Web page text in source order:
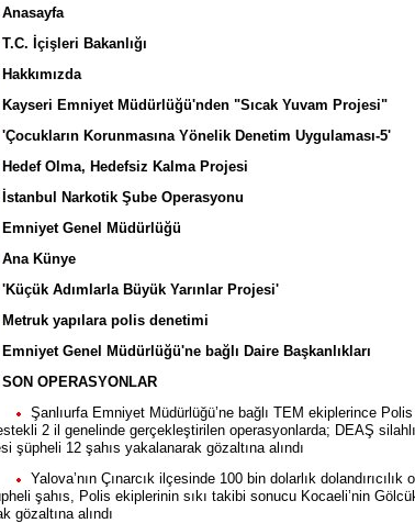
Anasayfa
T.C. İçişleri Bakanlığı
Hakkımızda
Kayseri Emniyet Müdürlüğü'nden "Sıcak Yuvam Projesi"
'Çocukların Korunmasına Yönelik Denetim Uygulaması-5'
Hedef Olma, Hedefsiz Kalma Projesi
İstanbul Narkotik Şube Operasyonu
Emniyet Genel Müdürlüğü
Ana Künye
'Küçük Adımlarla Büyük Yarınlar Projesi'
Metruk yapılara polis denetimi
Emniyet Genel Müdürlüğü'ne bağlı Daire Başkanlıkları
SON OPERASYONLAR
Şanlıurfa Emniyet Müdürlüğü’ne bağlı TEM ekiplerince Polis
2 il genelinde gerçekleştirilen operasyonlarda; DEAŞ
şüpheli 12 şahıs yakalanarak gözaltına alındı
Yalova’nın Çınarcık ilçesinde 100 bin dolarlık dolandırıcılık
şahıs, Polis ekiplerinin sıkı takibi sonucu Kocaeli’nin
gözaltına alındı